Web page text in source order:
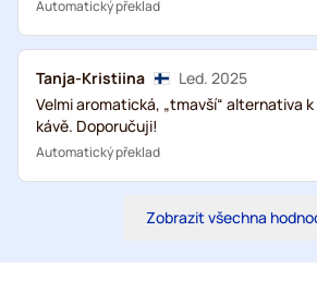
Automatický překlad
Tanja-Kristiina
Led. 2025
Velmi aromatická, „tmavší“ alternativa
kávě. Doporučuji!
Automatický překlad
Zobrazit všechna